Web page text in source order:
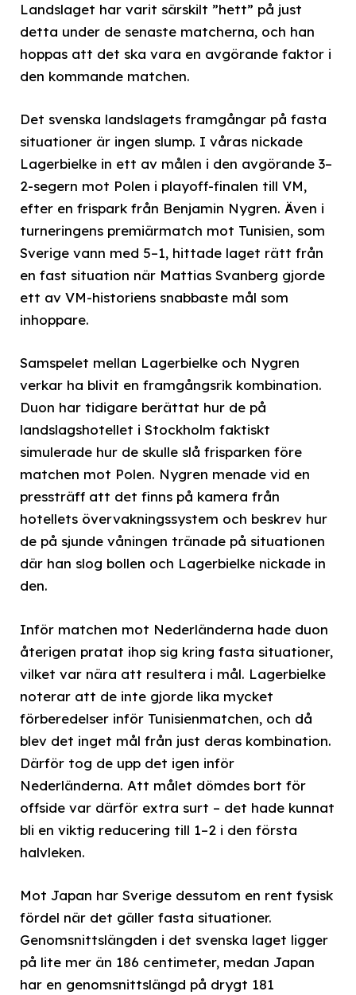
Landslaget har varit särskilt ”hett” på just
detta under de senaste matcherna, och han
hoppas att det ska vara en avgörande faktor i
den kommande matchen.
Det svenska landslagets framgångar på fasta
situationer är ingen slump. I våras nickade
Lagerbielke in ett av målen i den avgörande 3–
2-segern mot Polen i playoff-finalen till VM,
efter en frispark från Benjamin Nygren. Även i
turneringens premiärmatch mot Tunisien, som
Sverige vann med 5–1, hittade laget rätt från
en fast situation när Mattias Svanberg gjorde
ett av VM-historiens snabbaste mål som
inhoppare.
Samspelet mellan Lagerbielke och Nygren
verkar ha blivit en framgångsrik kombination.
Duon har tidigare berättat hur de på
landslagshotellet i Stockholm faktiskt
simulerade hur de skulle slå frisparken före
matchen mot Polen. Nygren menade vid en
pressträff att det finns på kamera från
hotellets övervakningssystem och beskrev hur
de på sjunde våningen tränade på situationen
där han slog bollen och Lagerbielke nickade in
den.
Inför matchen mot Nederländerna hade duon
återigen pratat ihop sig kring fasta situationer,
vilket var nära att resultera i mål. Lagerbielke
noterar att de inte gjorde lika mycket
förberedelser inför Tunisienmatchen, och då
blev det inget mål från just deras kombination.
Därför tog de upp det igen inför
Nederländerna. Att målet dömdes bort för
offside var därför extra surt – det hade kunnat
bli en viktig reducering till 1–2 i den första
halvleken.
Mot Japan har Sverige dessutom en rent fysisk
fördel när det gäller fasta situationer.
Genomsnittslängden i det svenska laget ligger
på lite mer än 186 centimeter, medan Japan
har en genomsnittslängd på drygt 181